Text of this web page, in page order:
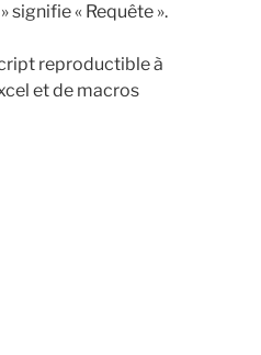
signifie « Requête ».
reproductible à
et de macros